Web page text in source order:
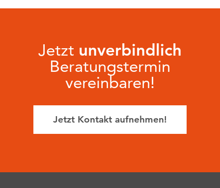
Jetzt unverbindlich
Beratungstermin
vereinbaren!
Jetzt Kontakt aufnehmen!